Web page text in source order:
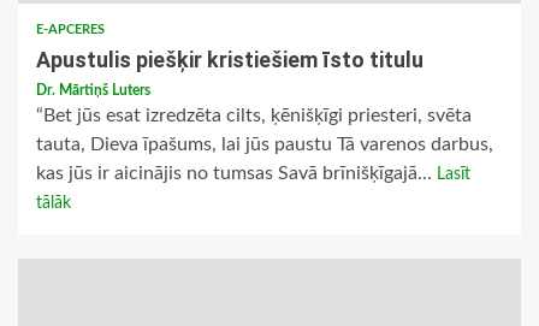
E-APCERES
Apustulis piešķir kristiešiem īsto titulu
Dr. Mārtiņš Luters
“Bet jūs esat izredzēta cilts, ķēnišķīgi priesteri, svēta
tauta, Dieva īpašums, lai jūs paustu Tā varenos darbus,
kas jūs ir aicinājis no tumsas Savā brīnišķīgajā... Lasīt
tālāk